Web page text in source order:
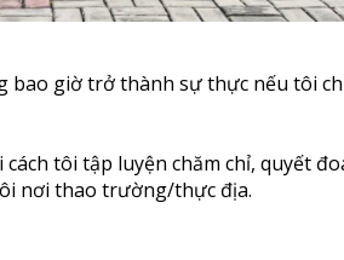
bao giờ trở thành sự thực nếu tôi
tôi tập luyện chăm chỉ, quyết
nơi thao trường/thực địa.